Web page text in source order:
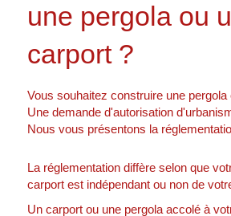
une pergola ou
carport ?
Vous souhaitez construire une pergola
Une demande d'autorisation
Nous vous présentons la
La réglementation diffère selon que
carport est indépendant ou non de
Un carport ou une pergola accolé à